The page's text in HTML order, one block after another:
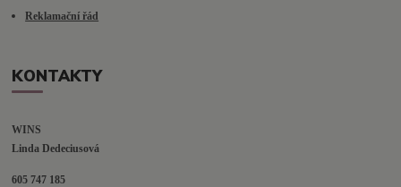
Reklamační řád
KONTAKTY
WINS
Linda Dedeciusová
605 747 185